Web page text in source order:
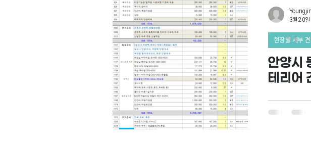
안양시
테리어
현장별 세부
3월 20일